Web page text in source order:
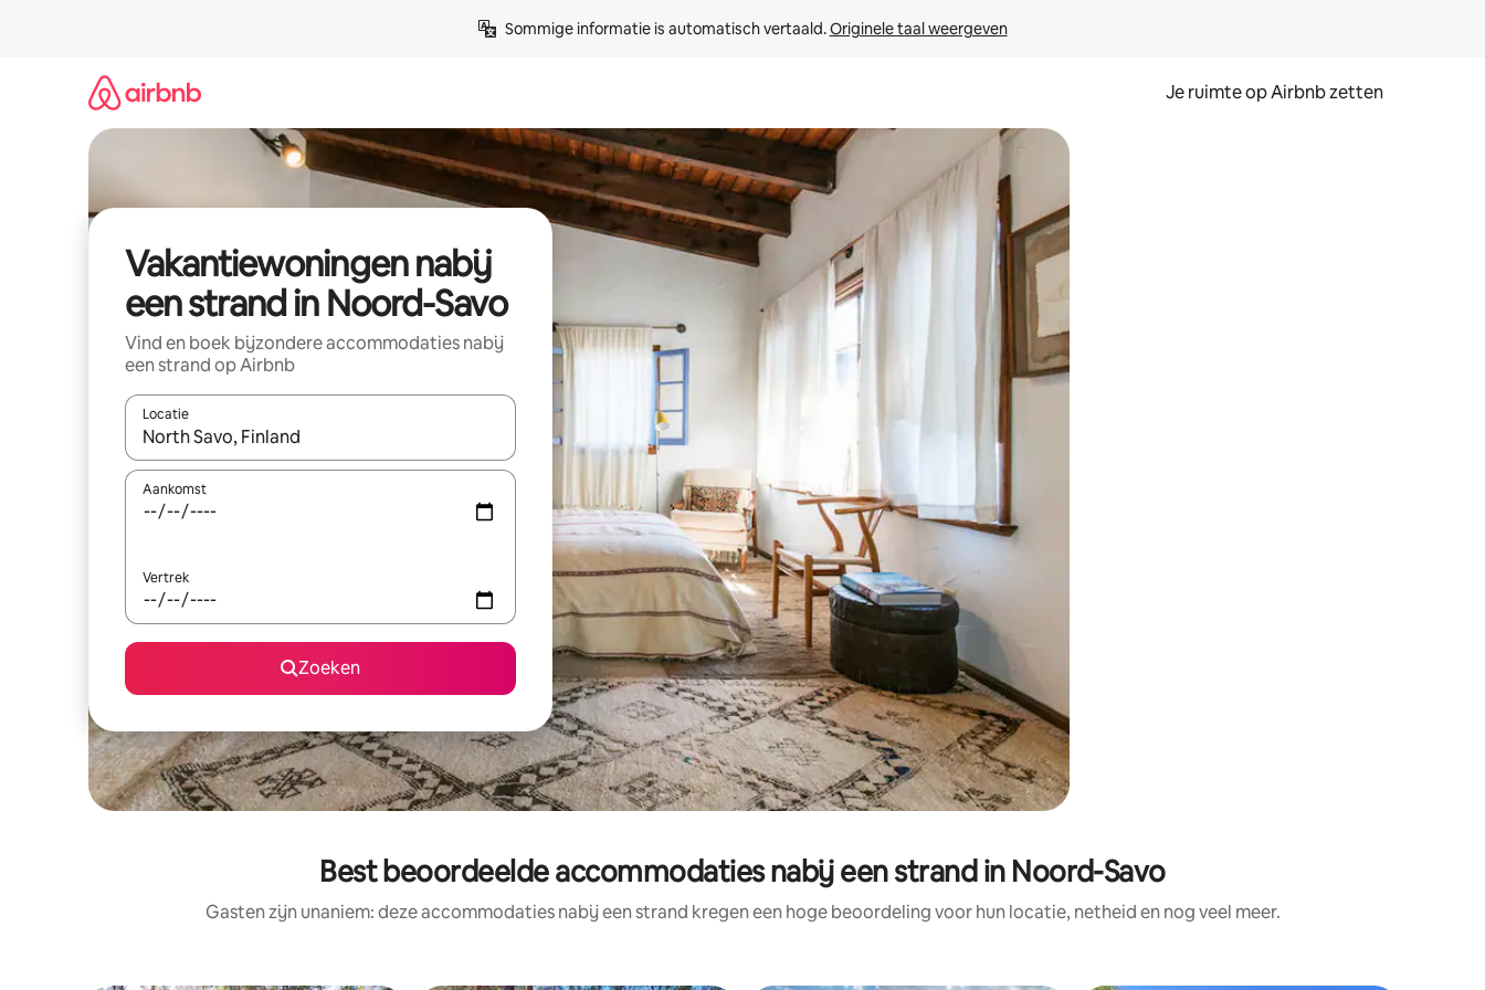
Sommige informatie is automatisch vertaald. Originele taal weergeven
Je ruimte op Airbnb zetten
Vakantiewoningen nabij
een strand in Noord-Savo
Vind en boek bijzondere accommodaties nabij
een strand op Airbnb
Locatie
Wanneer er suggesties beschikbaar zijn, maak je een keuze met je de pijltjestoetsen omhoog en omlaag, óf door te tikken of swipen.
Aankomst
Vertrek
Zoeken
Best beoordeelde accommodaties nabij een strand in Noord-Savo
Gasten zijn unaniem: deze accommodaties nabij een strand kregen een hoge beoordeling voor hun locatie, netheid en nog veel meer.